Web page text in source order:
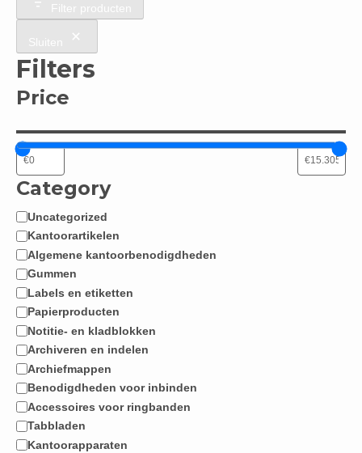
Filter producten
Sluiten
Filters
Price
Category
Categorie
Uncategorized
Kantoorartikelen
Algemene kantoorbenodigdheden
Gummen
Labels en etiketten
Papierproducten
Notitie- en kladblokken
Archiveren en indelen
Archiefmappen
Benodigdheden voor inbinden
Accessoires voor ringbanden
Tabbladen
Kantoorapparaten